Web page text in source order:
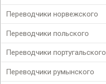
Переводчики норвежского
Переводчики польского
Переводчики португальского
Переводчики румынского